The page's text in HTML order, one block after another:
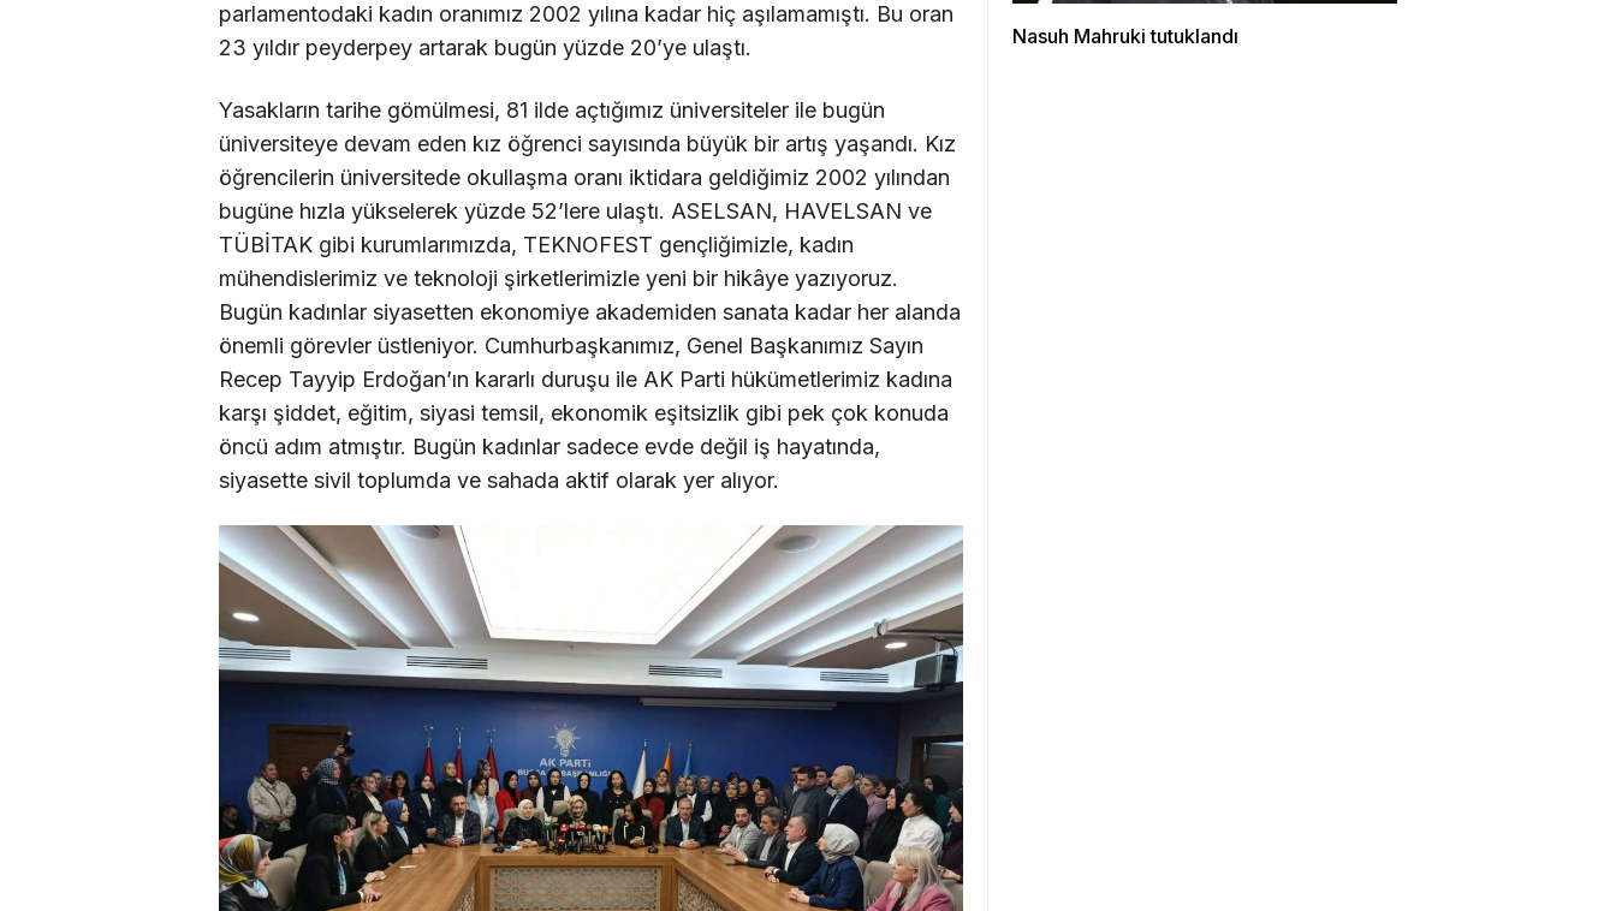
parlamentodaki kadın oranımız 2002 yılına kadar hiç aşılamamıştı. Bu oran
23 yıldır peyderpey artarak bugün yüzde 20’ye ulaştı.
Yasakların tarihe gömülmesi, 81 ilde açtığımız üniversiteler ile bugün
üniversiteye devam eden kız öğrenci sayısında büyük bir artış yaşandı. Kız
öğrencilerin üniversitede okullaşma oranı iktidara geldiğimiz 2002 yılından
bugüne hızla yükselerek yüzde 52’lere ulaştı. ASELSAN, HAVELSAN ve
TÜBİTAK gibi kurumlarımızda, TEKNOFEST gençliğimizle, kadın
mühendislerimiz ve teknoloji şirketlerimizle yeni bir hikâye yazıyoruz.
Bugün kadınlar siyasetten ekonomiye akademiden sanata kadar her alanda
önemli görevler üstleniyor. Cumhurbaşkanımız, Genel Başkanımız Sayın
Recep Tayyip Erdoğan’ın kararlı duruşu ile AK Parti hükümetlerimiz kadına
karşı şiddet, eğitim, siyasi temsil, ekonomik eşitsizlik gibi pek çok konuda
öncü adım atmıştır. Bugün kadınlar sadece evde değil iş hayatında,
siyasette sivil toplumda ve sahada aktif olarak yer alıyor.
Nasuh Mahruki tutuklandı